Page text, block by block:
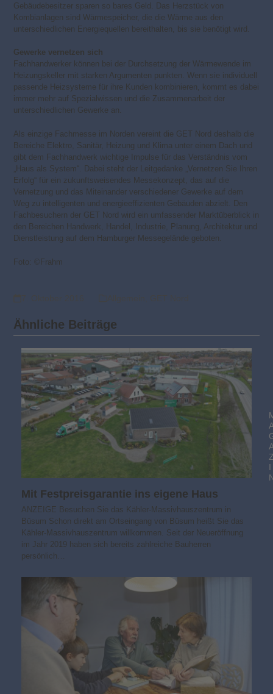
Gebäudebesitzer sparen so bares Geld. Das Herzstück von
Kombianlagen sind Wärmespeicher, die die Wärme aus den
unterschiedlichen Energiequellen bereithalten, bis sie benötigt wird.
Gewerke vernetzen sich
Fachhandwerker können bei der Durchsetzung der Wärmewende im
Heizungskeller mit starken Argumenten punkten. Wenn sie individuell
passende Heizsysteme für ihre Kunden kombinieren, kommt es dabei
immer mehr auf Spezialwissen und die Zusammenarbeit der
unterschiedlichen Gewerke an.
Als einzige Fachmesse im Norden vereint die GET Nord deshalb die
Bereiche Elektro, Sanitär, Heizung und Klima unter einem Dach und
gibt dem Fachhandwerk wichtige Impulse für das Verständnis vom
„Haus als System“. Dabei steht der Leitgedanke „Vernetzen Sie Ihren
Erfolg“ für ein zukunftsweisendes Messekonzept, das auf die
Vernetzung und das Miteinander verschiedener Gewerke auf dem
Weg zu intelligenten und energieeffizienten Gebäuden abzielt. Den
Fachbesuchern der GET Nord wird ein umfassender Marktüberblick in
den Bereichen Handwerk, Handel, Industrie, Planung, Architektur und
Dienstleistung auf dem Hamburger Messegelände geboten.
Foto: ©Frahm
Ähnliche Beiträge
Mit Festpreisgarantie ins eigene Haus
ANZEIGE Besuchen Sie das Kähler-Massivhauszentrum in
Büsum Schon direkt am Ortseingang von Büsum heißt Sie das
Kähler-Massivhauszentrum willkommen. Seit der Neueröffnung
im Jahr 2019 haben sich bereits zahlreiche Bauherren
persönlich…
I